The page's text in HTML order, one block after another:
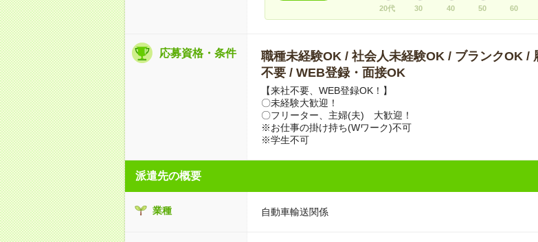
20代 30 40 50 60
応募資格・条件
職種未経験OK / 社会人未経験OK / ブランクOK /
不要 / WEB登録・面接OK
【来社不要、WEB登録OK！】
〇未経験大歓迎！
〇フリーター、主婦(夫) 大歓迎！
※お仕事の掛け持ち(Wワーク)不可
※学生不可
派遣先の概要
業種 自動車輸送関係